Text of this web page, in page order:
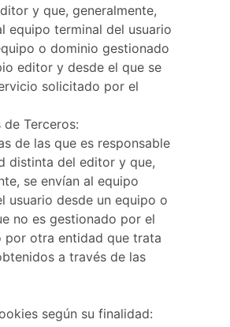
y que, generalmente,
equipo terminal del usuario
o dominio gestionado
editor y desde el que se
solicitado por el
Terceros:
de las que es responsable
distinta del editor y que,
se envían al equipo
usuario desde un equipo o
no es gestionado por el
por otra entidad que trata
a través de las
según su finalidad: